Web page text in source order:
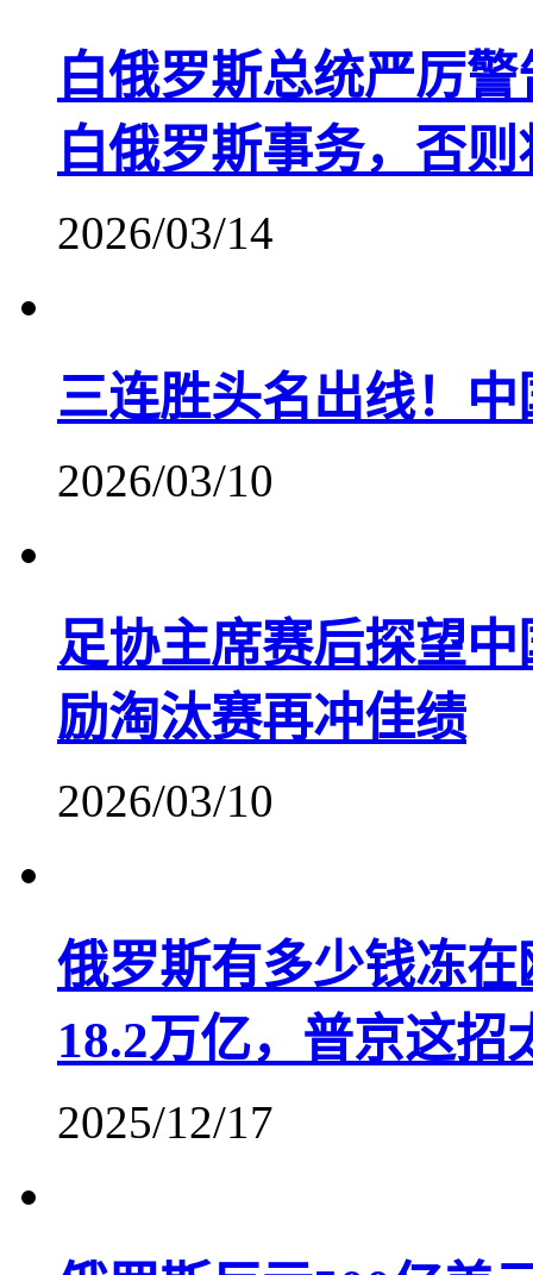
白俄罗斯总统严厉
白俄罗斯事务，否
2026/03/14
三连胜头名出线！
2026/03/10
足协主席赛后探望
励淘汰赛再冲佳绩
2026/03/10
俄罗斯有多少钱冻
18.2万亿，普京这招
2025/12/17